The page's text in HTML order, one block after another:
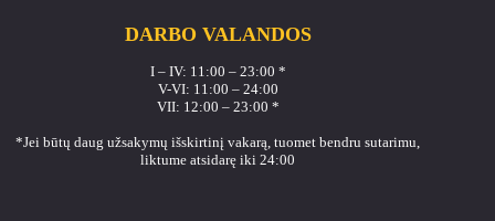
DARBO VALANDOS
I – IV: 11:00 – 23:00 *
V-VI: 11:00 – 24:00
VII: 12:00 – 23:00 *
*Jei būtų daug užsakymų išskirtinį vakarą, tuomet bendru sutarimu,
liktume atsidarę iki 24:00